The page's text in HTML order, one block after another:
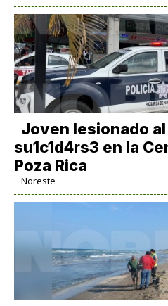
Joven lesionado
su1c1d4rs3 en la
Poza Rica
Noreste